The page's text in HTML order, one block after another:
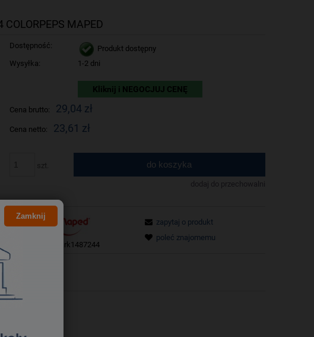
MAPED
Dostępność:
Produkt dostępny
Wysyłka:
1-2 dni
Kliknij i NEGOCJUJ CENĘ
Cena brutto: 29,04 zł
Cena netto: 23,61 zł
do koszyka
dodaj do przechowalni
Producent:
krk1487244
zapytaj o produkt
poleć znajomemu
Zamknij